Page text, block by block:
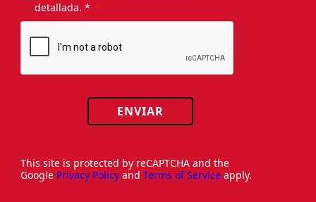
detallada. *
ENVIAR
This site is protected by reCAPTCHA and the
Google Privacy Policy and Terms of Service apply.